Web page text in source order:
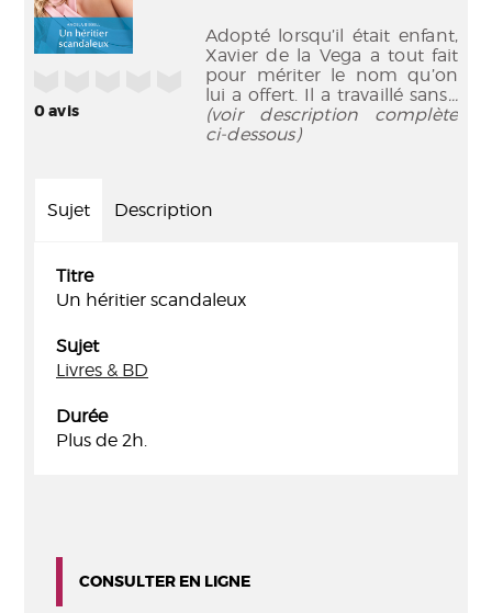
0avis
Adopté lorsqu’il était enfant,
Xavier de la Vega a tout fait
pour mériter le nom qu’on
lui a offert. Il a travaillé sans...
(voir description complète
ci-dessous)
Sujet Description
Titre
Un héritier scandaleux
Sujet
Livres & BD
Durée
Plus de 2h.
CONSULTER EN LIGNE